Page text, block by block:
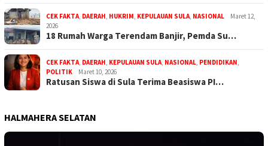
CEK FAKTA, DAERAH, HUKRIM, KEPULAUAN SULA, NASIONAL
Maret 12,
2026
18 Rumah Warga Terendam Banjir, Pemda Su…
CEK FAKTA, DAERAH, KEPULAUAN SULA, NASIONAL, PENDIDIKAN,
POLITIK
Maret 10, 2026
Ratusan Siswa di Sula Terima Beasiswa PI…
HALMAHERA SELATAN